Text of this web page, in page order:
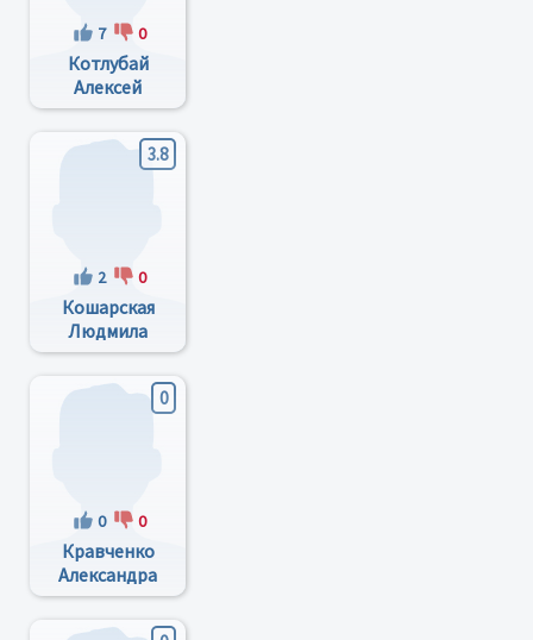
7 0
Котлубай
Алексей
Михайлович
3.8
2 0
Кошарская
Людмила
Викторовна
0
0 0
Кравченко
Александра
Анатольевна